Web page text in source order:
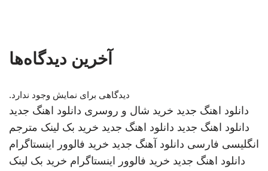
آخرین دیدگاه‌ها
دیدگاهی برای نمایش وجود ندارد.
دانلود اهنگ جدید خرید شال و روسری دانلود اهنگ جدید
دانلود اهنگ جدید دانلود اهنگ جدید خرید بک لینک مترجم
انگلیسی فارسی دانلود آهنگ جدید خرید فالوور اینستاگرام
دانلود اهنگ جدید خرید فالوور اینستاگرام خرید بک لینک